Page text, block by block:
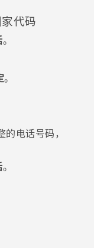
代码
。
。
电话号码，
。